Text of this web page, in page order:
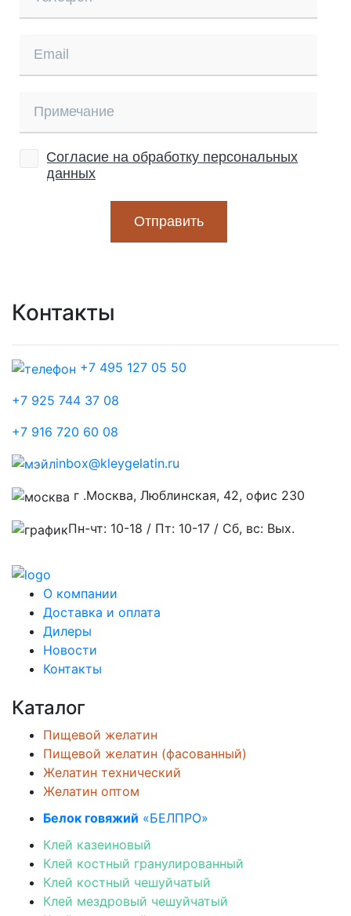
Контакты
+7 495 127 05 50
+7 925 744 37 08
+7 916 720 60 08
inbox@kleygelatin.ru
г .Москва, Люблинская, 42, офис 230
Пн-чт: 10-18 / Пт: 10-17 / Сб, вс: Вых.
О компании
Доставка и оплата
Дилеры
Новости
Контакты
Каталог
Пищевой желатин
Пищевой желатин (фасованный)
Желатин технический
Желатин оптом
Белок говяжий «БЕЛПРО»
Клей казеиновый
Клей костный гранулированный
Клей костный чешуйчатый
Клей мездровый чешуйчатый